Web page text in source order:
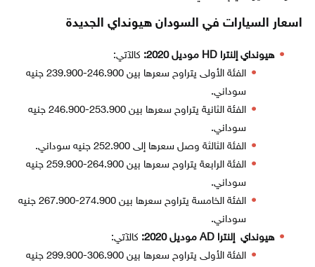
اسعار السيارات في السودان هيونداي الجديدة
هيونداي إلنترا HD موديل 2020:
كالآتي:
الفئة الأولى يتراوح سعرها بين 246.900-239.900 جنيه
سوداني.
الفئة الثانية يتراوح سعرها بين 253.900-246.900 جنيه
سوداني.
الفئة الثالثة وصل سعرها إلى 252.900 جنيه سوداني.
الفئة الرابعة يتراوح سعرها بين 264.900-259.900 جنيه
سوداني.
الفئة الخامسة يتراوح سعرها بين 274.900-267.900 جنيه
سوداني.
هيونداي إلنترا AD موديل 2020:
كالآتي:
الفئة الأولى يتراوح سعرها بين 306.900-299.900 جنيه